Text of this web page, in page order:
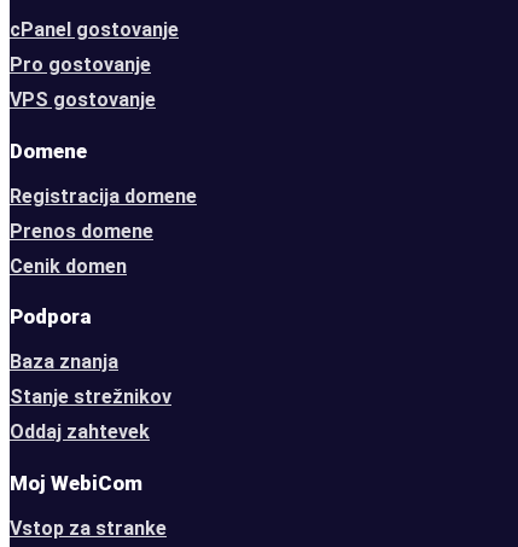
cPanel gostovanje
Pro gostovanje
VPS gostovanje
Domene
Registracija domene
Prenos domene
Cenik domen
Podpora
Baza znanja
Stanje strežnikov
Oddaj zahtevek
Moj WebiCom
Vstop za stranke